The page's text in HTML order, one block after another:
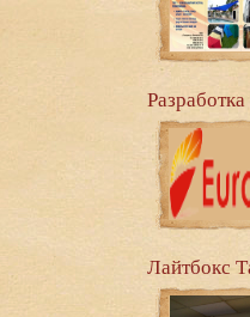
Лайтбокс